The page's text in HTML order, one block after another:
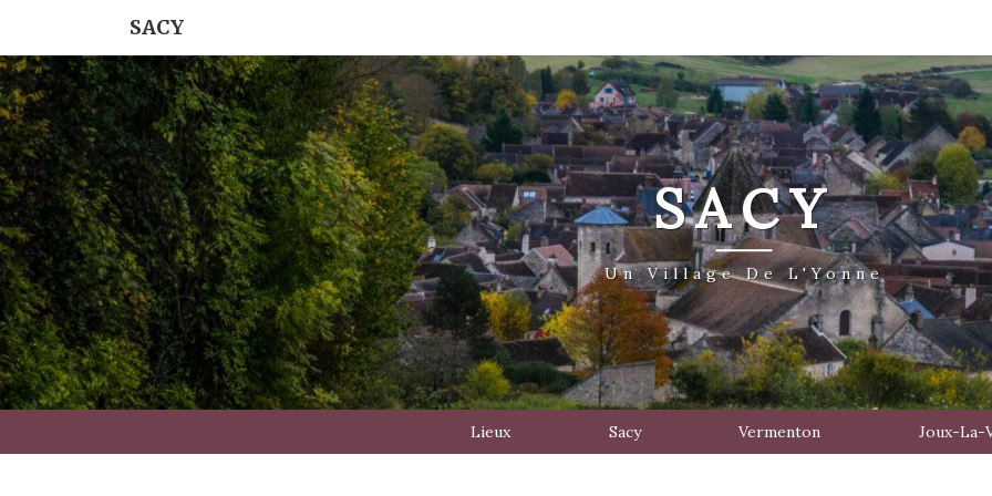
SACY
SACY
Un Village De L'Yonne
Lieux Sacy Vermenton Joux-La-